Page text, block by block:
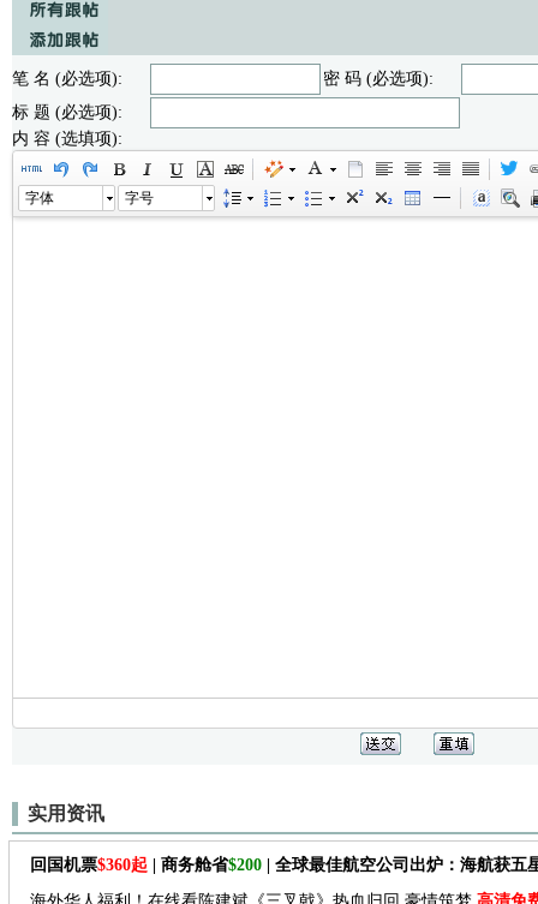
笔 名 (必选项):
密 码 (必选项):
标 题 (必选项):
内 容 (选填项):
字体 字号
实用资讯
回国机票$360起 | 商务舱省$200 | 全球最佳航空公司出炉：海航获五